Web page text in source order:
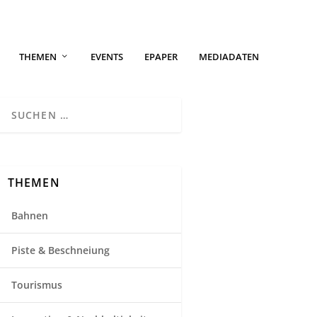
THEMEN EVENTS EPAPER MEDIADATEN
THEMEN
Bahnen
Piste & Beschneiung
Tourismus